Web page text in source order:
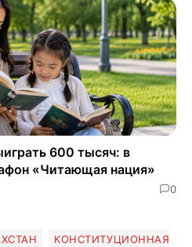
600 тысяч: в
«Читающая нация»
0
КОНСТИТУЦИОННАЯ